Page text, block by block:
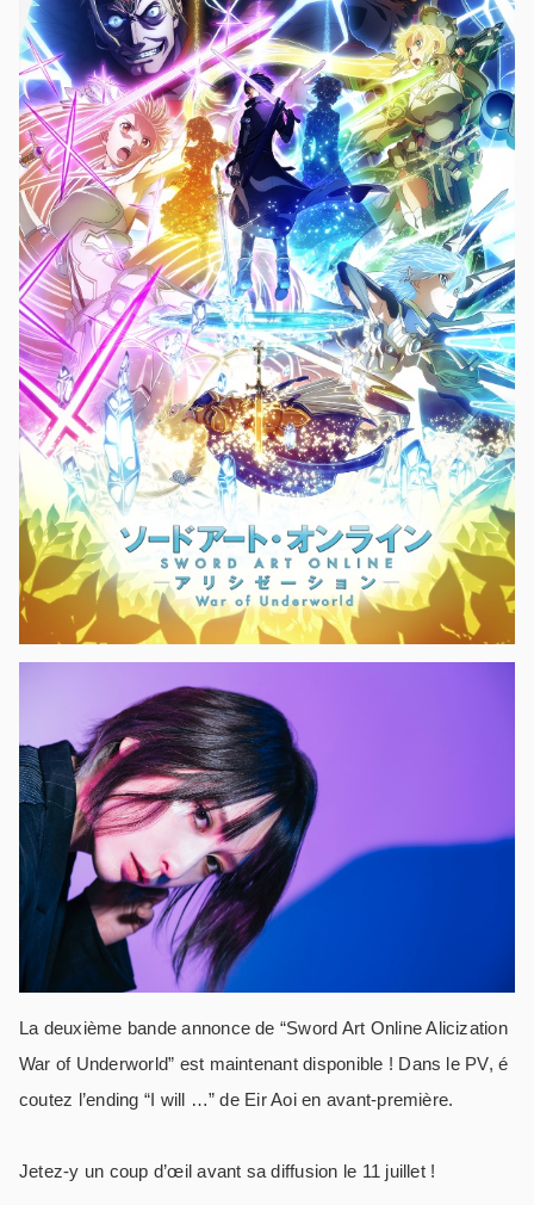
La deuxième bande annonce de “Sword Art Online Alicization
War of Underworld” est maintenant disponible ! Dans le PV, é
coutez l’ending “I will …” de Eir Aoi en avant-première.
Jetez-y un coup d’œil avant sa diffusion le 11 juillet !